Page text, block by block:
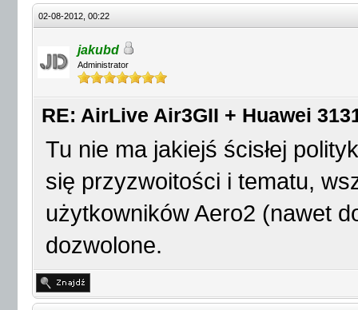
02-08-2012, 00:22
jakubd
Administrator
RE: AirLive Air3GII + Huawei
Tu nie ma jakiejś ścisłej
się przyzwoitości i tematu,
użytkowników Aero2 (nawet
dozwolone.